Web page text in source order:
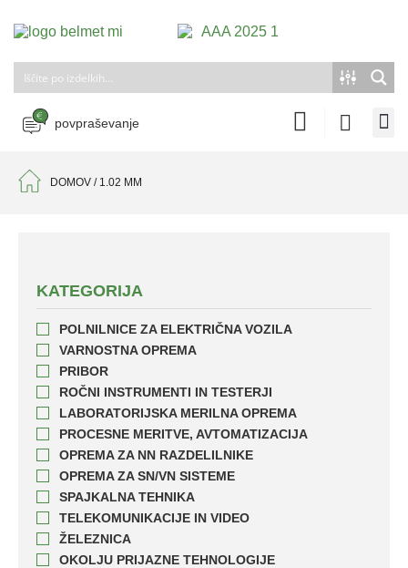
povpraševanje
DOMOV / 1.02 MM
KATEGORIJA
POLNILNICE ZA ELEKTRIČNA VOZILA
VARNOSTNA OPREMA
PRIBOR
ROČNI INSTRUMENTI IN TESTERJI
LABORATORIJSKA MERILNA OPREMA
PROCESNE MERITVE, AVTOMATIZACIJA
OPREMA ZA NN RAZDELILNIKE
OPREMA ZA SN/VN SISTEME
SPAJKALNA TEHNIKA
TELEKOMUNIKACIJE IN VIDEO
ŽELEZNICA
OKOLJU PRIJAZNE TEHNOLOGIJE